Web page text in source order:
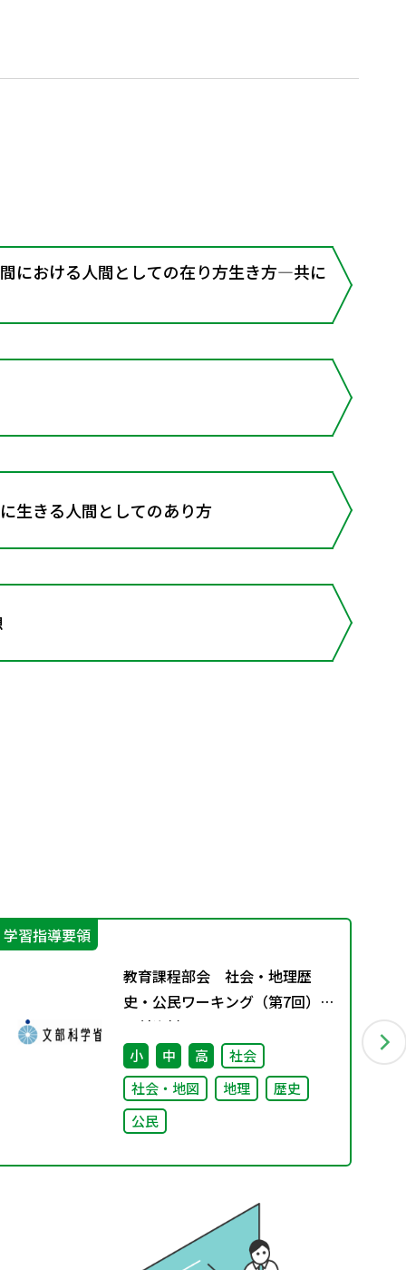
における人間としての在り方生き方―共に
生きる人間としてのあり方
学習指導要領
教育課程部会 社会・地理歴
史・公民ワーキング（第7回）
配付資料
小 中 高
社会
社会・地図
地理
歴史
公民